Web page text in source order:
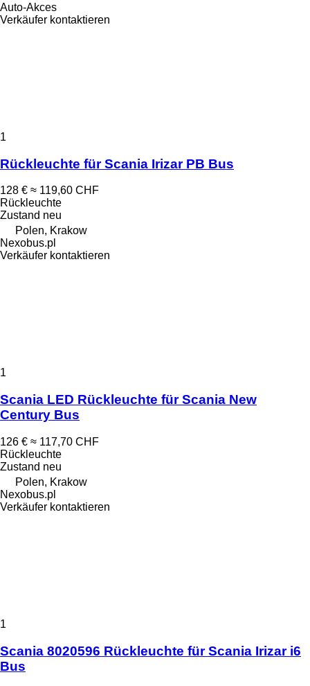
Auto-Akces
Verkäufer kontaktieren
1
Rückleuchte für Scania Irizar PB Bus
128 € ≈ 119,60 CHF
Rückleuchte
Zustand neu
Polen, Krakow
Nexobus.pl
Verkäufer kontaktieren
1
Scania LED Rückleuchte für Scania New
Century Bus
126 € ≈ 117,70 CHF
Rückleuchte
Zustand neu
Polen, Krakow
Nexobus.pl
Verkäufer kontaktieren
1
Scania 8020596 Rückleuchte für Scania Irizar i6
Bus